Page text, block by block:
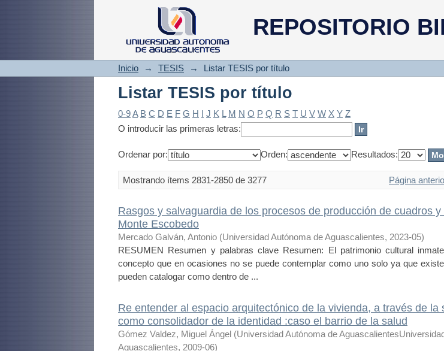
REPOSITORIO
Listar TESIS por título
Inicio → TESIS → Listar TESIS por título
Listar TESIS por título
0-9A B C D E F G H I J K L M N O P Q R S T U V W X Y Z
O introducir las primeras letras:
Ordenar por: Orden: Resultados:
Mostrando ítems 2831-2850 de 3277 Página
Rasgos y salvaguardia de los procesos de producción de cuadros y
Monte Escobedo
Mercado Galván, Antonio (Universidad Autónoma de Aguascalientes, 2023-05)
RESUMEN Resumen y palabras clave Resumen: El patrimonio cultural
concepto que en ocasiones no se puede contemplar como uno solo ya que
pueden catalogar como dentro de ...
Re entender al espacio arquitectónico de la vivienda, a través de la
como consolidador de la identidad :caso el barrio de la salud
Gómez Valdez, Miguel Ángel (Universidad Autónoma de
Aguascalientes, 2009-06)